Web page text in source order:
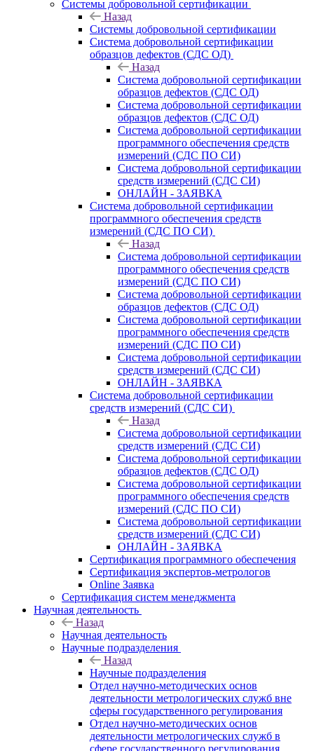
Системы добровольной сертификации
Назад
Системы добровольной сертификации
Система добровольной сертификации
образцов дефектов (СДС ОД)
Назад
Система добровольной сертификации
образцов дефектов (СДС ОД)
Система добровольной сертификации
образцов дефектов (СДС ОД)
Система добровольной сертификации
программного обеспечения средств
измерений (СДС ПО СИ)
Система добровольной сертификации
средств измерений (СДС СИ)
ОНЛАЙН - ЗАЯВКА
Система добровольной сертификации
программного обеспечения средств
измерений (СДС ПО СИ)
Назад
Система добровольной сертификации
программного обеспечения средств
измерений (СДС ПО СИ)
Система добровольной сертификации
образцов дефектов (СДС ОД)
Система добровольной сертификации
программного обеспечения средств
измерений (СДС ПО СИ)
Система добровольной сертификации
средств измерений (СДС СИ)
ОНЛАЙН - ЗАЯВКА
Система добровольной сертификации
средств измерений (СДС СИ)
Назад
Система добровольной сертификации
средств измерений (СДС СИ)
Система добровольной сертификации
образцов дефектов (СДС ОД)
Система добровольной сертификации
программного обеспечения средств
измерений (СДС ПО СИ)
Система добровольной сертификации
средств измерений (СДС СИ)
ОНЛАЙН - ЗАЯВКА
Сертификация программного обеспечения
Сертификация экспертов-метрологов
Online Заявка
Сертификация систем менеджмента
Научная деятельность
Назад
Научная деятельность
Научные подразделения
Назад
Научные подразделения
Отдел научно-методических основ
деятельности метрологических служб вне
сферы государственного регулирования
Отдел научно-методических основ
деятельности метрологических служб в
сфере государственного регулирования